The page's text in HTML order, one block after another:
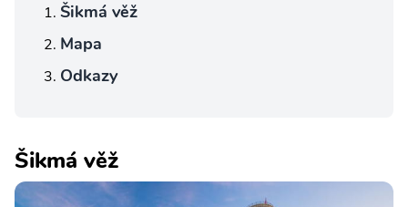
Šikmá věž
Mapa
Odkazy
Šikmá věž